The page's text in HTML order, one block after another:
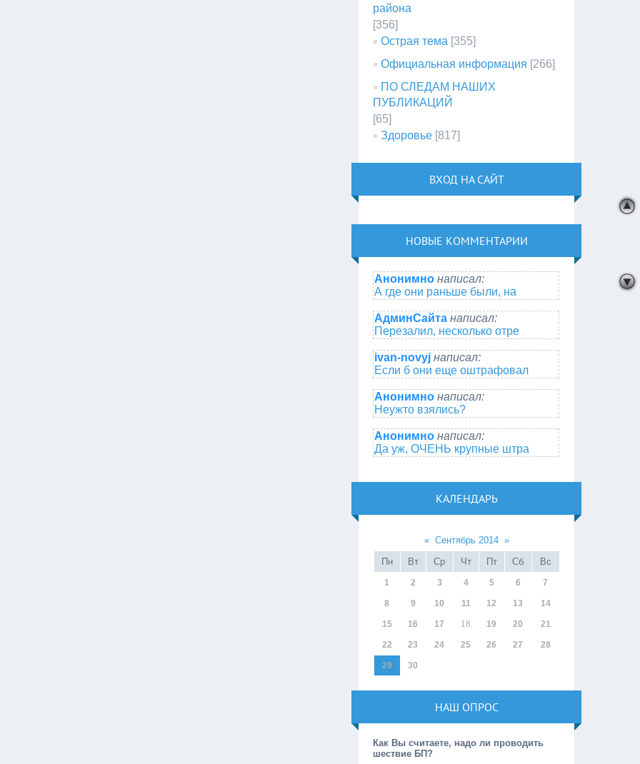
района
[356]
Острая тема [355]
Официальная информация [266]
ПО СЛЕДАМ НАШИХ
ПУБЛИКАЦИЙ
[65]
Здоровье [817]
ВХОД НА САЙТ
НОВЫЕ КОММЕНТАРИИ
Анонимно написал:
А где они раньше были, на
АдминСайта написал:
Перезалил, несколько отре
ivan-novyj написал:
Если б они еще оштрафовал
Анонимно написал:
Неужто взялись?
Анонимно написал:
Да уж, ОЧЕНЬ крупные штра
КАЛЕНДАРЬ
« Сентябрь 2014 »
Пн
Вт Ср Чт Пт Сб Вс
1 2 3 4 5 6 7
8 9 10 11 12 13 14
15 16 17 18 19 20 21
22 23 24 25 26 27 28
29 30
НАШ ОПРОС
Как Вы считаете, надо ли проводить
шествие БП?